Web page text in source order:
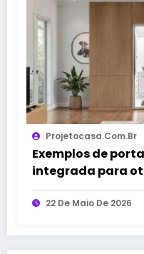
Projetocasa.com.br
Exemplos de
integrada para
22 De Maio De 2026